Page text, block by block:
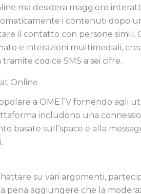
ma desidera maggiore
i contenuti dopo
il contatto con persone simili.
e interazioni multimediali,
codice SMS a sei cifre.
Online
a OMETV fornendo agli
includono una
sull’space e alla
su vari argomenti,
pena aggiungere che la